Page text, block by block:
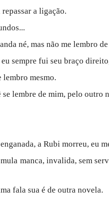
a ligação.
né, mas não me lembro
sempre fui seu braço
lembro mesmo.
lembre de mim, pelo outro
a Rubi morreu, eu
manca, invalida, sem
fala sua é de outra novela.